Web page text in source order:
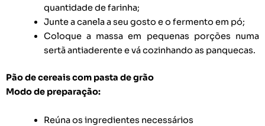
quantidade de farinha;
Junte a canela a seu gosto e o fermento em pó;
Coloque a massa em pequenas porções numa
sertã antiaderente e vá cozinhando as panquecas.
Pão de cereais com pasta de grão
Modo de preparação:
Reúna os ingredientes necessários